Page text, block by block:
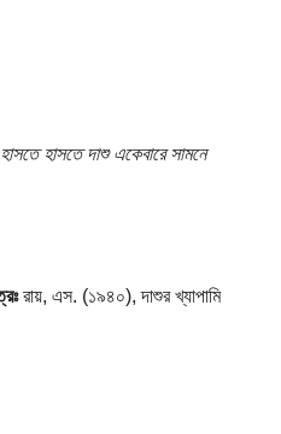
হাসতে দাশু একেবারে সামনে
রায়, এস. (১৯৪০), দাশুর খ্যাপামি